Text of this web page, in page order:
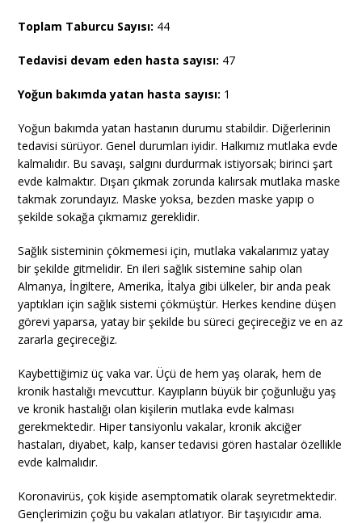
Toplam Taburcu Sayısı: 44
Tedavisi devam eden hasta sayısı: 47
Yoğun bakımda yatan hasta sayısı: 1
Yoğun bakımda yatan hastanın durumu stabildir. Diğerlerinin
tedavisi sürüyor. Genel durumları iyidir. Halkımız mutlaka evde
kalmalıdır. Bu savaşı, salgını durdurmak istiyorsak; birinci şart
evde kalmaktır. Dışarı çıkmak zorunda kalırsak mutlaka maske
takmak zorundayız. Maske yoksa, bezden maske yapıp o
şekilde sokağa çıkmamız gereklidir.
Sağlık sisteminin çökmemesi için, mutlaka vakalarımız yatay
bir şekilde gitmelidir. En ileri sağlık sistemine sahip olan
Almanya, İngiltere, Amerika, İtalya gibi ülkeler, bir anda peak
yaptıkları için sağlık sistemi çökmüştür. Herkes kendine düşen
görevi yaparsa, yatay bir şekilde bu süreci geçireceğiz ve en az
zararla geçireceğiz.
Kaybettiğimiz üç vaka var. Üçü de hem yaş olarak, hem de
kronik hastalığı mevcuttur. Kayıpların büyük bir çoğunluğu yaş
ve kronik hastalığı olan kişilerin mutlaka evde kalması
gerekmektedir. Hiper tansiyonlu vakalar, kronik akciğer
hastaları, diyabet, kalp, kanser tedavisi gören hastalar özellikle
evde kalmalıdır.
Koronavirüs, çok kişide asemptomatik olarak seyretmektedir.
Gençlerimizin çoğu bu vakaları atlatıyor. Bir taşıyıcıdır ama.